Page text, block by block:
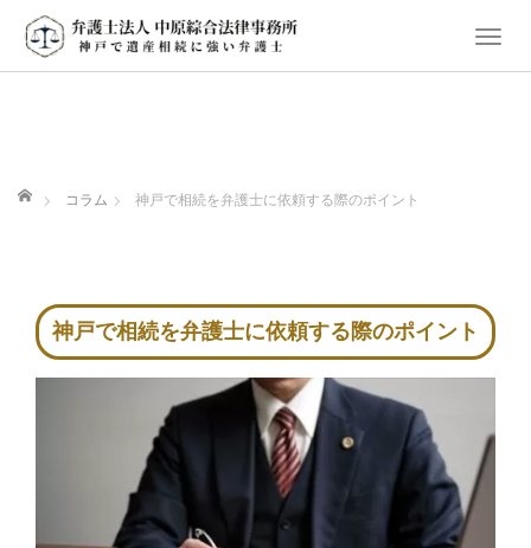
T
o
i
g
o
ホーム コラム 神戸で相続を弁護士に依頼する際のポイント
神戸で相続を弁護士に依頼する際のポイント